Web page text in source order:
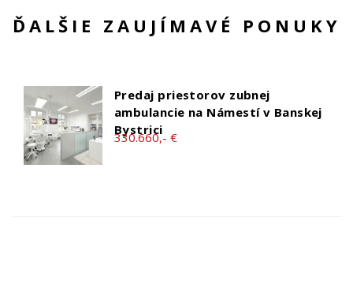
ĎALŠIE ZAUJÍMAVÉ PONUKY
Predaj priestorov zubnej
ambulancie na Námestí v Banskej
Bystrici
330.660,- €